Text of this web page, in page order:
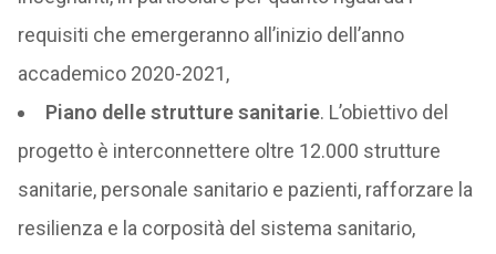
requisiti che emergeranno all’inizio dell’anno
accademico 2020-2021,
Piano delle strutture sanitarie. L’obiettivo del
progetto è interconnettere oltre 12.000 strutture
sanitarie, personale sanitario e pazienti, rafforzare la
resilienza e la corposità del sistema sanitario,